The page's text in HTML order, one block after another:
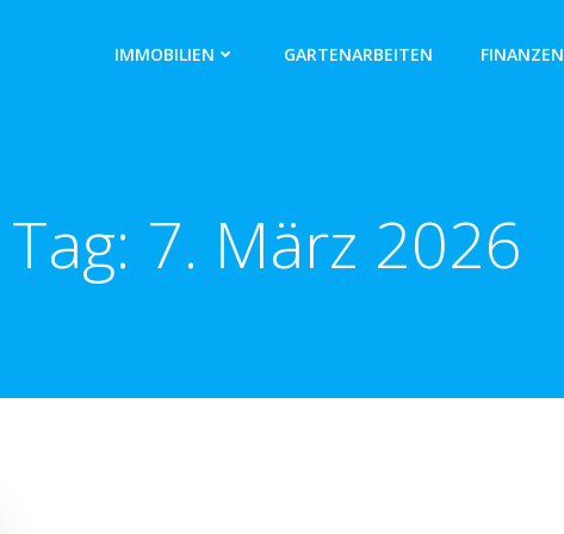
IMMOBILIEN GARTENARBEITEN FINANZEN
Tag: 7. März 2026